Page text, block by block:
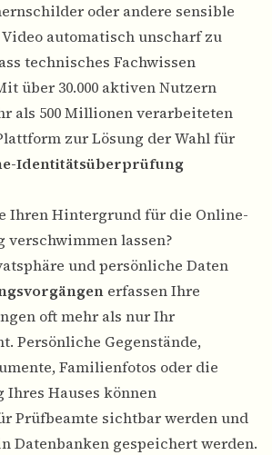
oder andere sensible
automatisch unscharf zu
technisches Fachwissen
über 30.000 aktiven Nutzern
als 500 Millionen verarbeiteten
zur Lösung der Wahl für
Identitätsüberprüfung
Ihren Hintergrund für die Online-
lassen?
und persönliche Daten
erfassen Ihre
oft mehr als nur Ihr
Persönliche Gegenstände,
Familienfotos oder die
Hauses können
Prüfbeamte sichtbar werden und
Datenbanken gespeichert werden.